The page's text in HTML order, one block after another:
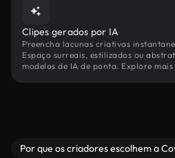
Clipes gerados por IA
Preencha lacunas criativas
Espaço surreais, estilizados ou
modelos de IA de ponta. Explore
Por que os criadores escolhem a